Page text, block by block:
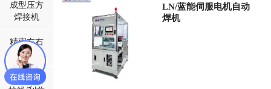
成型压方
焊接机
精密左右
夹焊机
丝包线/麦
LN/蓝能伺服电机自动
焊机